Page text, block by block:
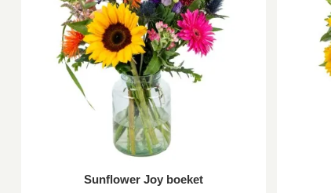
Sunflower Joy boeket